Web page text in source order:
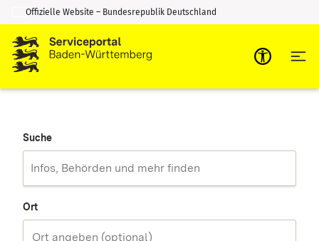
Zum Inhalt springen
Zur Suche springen
Offizielle Website – Bundesrepublik Deutschland
Suche
Ort